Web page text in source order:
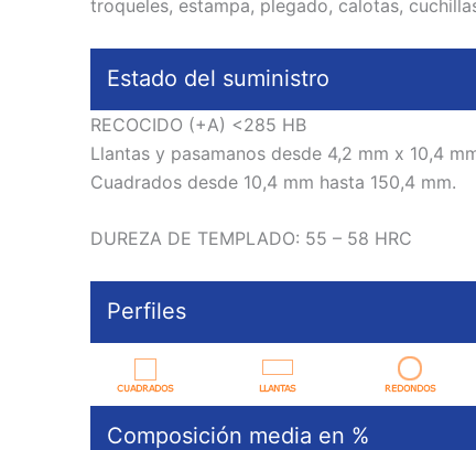
troqueles, estampa, plegado, calotas,
Estado del suministro
RECOCIDO (+A) <285 HB
Llantas y pasamanos desde 4,2 mm x 10,4
Cuadrados desde 10,4 mm hasta 150,4 mm.
DUREZA DE TEMPLADO: 55 – 58 HRC
Perfiles
Composición media en %